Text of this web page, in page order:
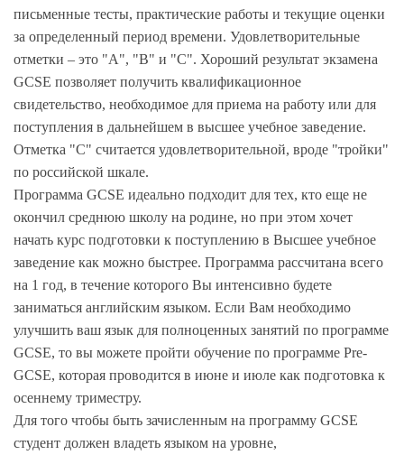
письменные тесты, практические работы и текущие оценки
за определенный период времени. Удовлетворительные
отметки – это "А", "В" и "С". Хороший результат экзамена
GCSE позволяет получить квалификационное
свидетельство, необходимое для приема на работу или для
поступления в дальнейшем в высшее учебное заведение.
Отметка "С" считается удовлетворительной, вроде "тройки"
по российской шкале.
Программа GCSE идеально подходит для тех, кто еще не
окончил среднюю школу на родине, но при этом хочет
начать курс подготовки к поступлению в Высшее учебное
заведение как можно быстрее. Программа рассчитана всего
на 1 год, в течение которого Вы интенсивно будете
заниматься английским языком. Если Вам необходимо
улучшить ваш язык для полноценных занятий по программе
GCSE, то вы можете пройти обучение по программе Pre-
GCSE, которая проводится в июне и июле как подготовка к
осеннему триместру.
Для того чтобы быть зачисленным на программу GCSE
студент должен владеть языком на уровне,